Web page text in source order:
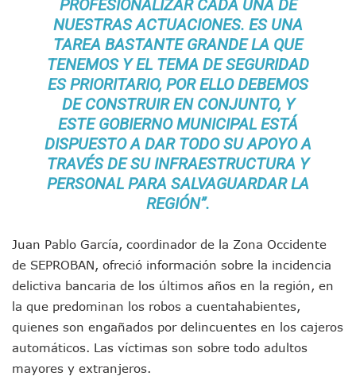
Monzón Mexicano Causará Lluvias Muy Fuertes En
Acusado De Homicidio En El Tuito Permanecerá Un Año
Descartan Riesgo De Tsunami Para Puerto Vallarta Tras
Donald Trump Asistirá A La Final Del Mundial 2026 Entre
Retiran 10 Toneladas De Macroalga En Playa De
Arranca Copa México De Clavados Zapopan 2026 En El
Munguía Analiza Pedir 100 MDP De Adelanto De
Bomberas De Vallarta Asistirán A Simposio Internacional
Región Sanitaria VIII Activa Programa Para Menores Con
Asesinan A Regidora De Tecate Por Morena Y A Su
Recuperan Seis Vehículos Con Reporte De Robo Durante
SEP Asigna Escuelas Para El Ciclo 2026-2027 En Jalisco;
Tráfico Aéreo Cae En Puerto Vallarta Durante El 2026;
Mediante Asambleas Informativas Juan Carlos Castro
IMSS Rehabilitará Infraestructura De La UMF No. 170 En
Puerto Vallarta Se Suma A Simulacro Estatal Por Bloqueos
Retiran Cacharros De 30 Puntos En Colonias De Puerto
Movimiento Ciudadano Capacita A Su Estructura
Hospital Civil De La Costa Inicia Su Construcción En Puerto
Fechas Y Sedes De Las Jornadas De Adopción De Perros
Accidente Fatal En La Autopista Guadalajara–Tepic Deja
PROFESIONALIZAR CADA UNA DE
NUESTRAS ACTUACIONES. ES UNA
TAREA BASTANTE GRANDE LA QUE
TENEMOS Y EL TEMA DE SEGURIDAD
ES PRIORITARIO, POR ELLO DEBEMOS
DE CONSTRUIR EN CONJUNTO, Y
ESTE GOBIERNO MUNICIPAL ESTÁ
DISPUESTO A DAR TODO SU APOYO A
TRAVÉS DE SU INFRAESTRUCTURA Y
PERSONAL PARA SALVAGUARDAR LA
REGIÓN”.
Juan Pablo García, coordinador de la Zona Occidente
de SEPROBAN, ofreció información sobre la incidencia
delictiva bancaria de los últimos años en la región, en
la que predominan los robos a cuentahabientes,
quienes son engañados por delincuentes en los cajeros
automáticos. Las víctimas son sobre todo adultos
mayores y extranjeros.